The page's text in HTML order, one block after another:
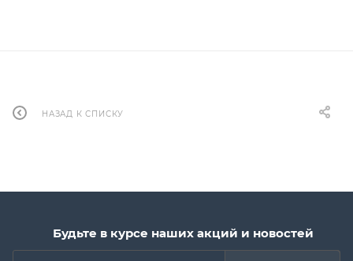
НАЗАД К СПИСКУ
Будьте в курсе наших акций и новостей